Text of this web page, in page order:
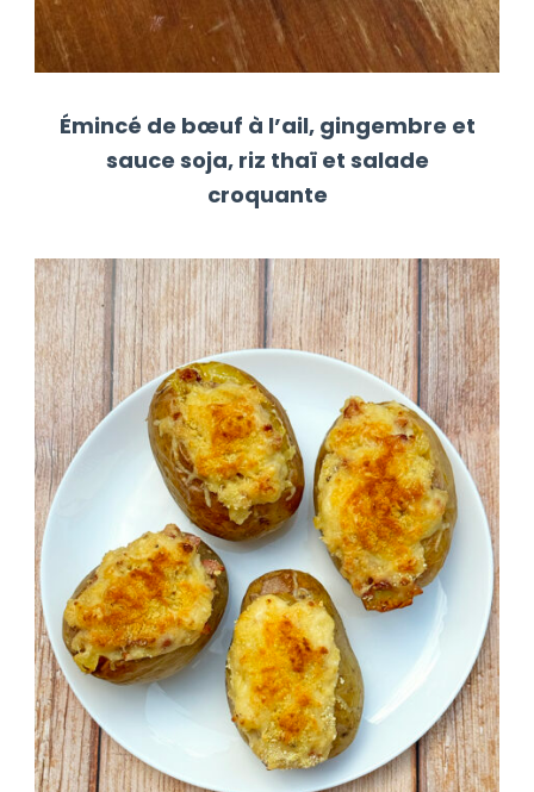
Émincé de bœuf à l’ail, gingembre et
sauce soja, riz thaï et salade
croquante